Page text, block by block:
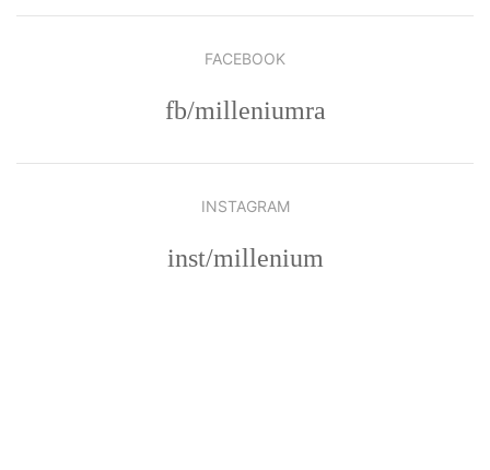
FACEBOOK
fb/milleniumra
INSTAGRAM
inst/millenium